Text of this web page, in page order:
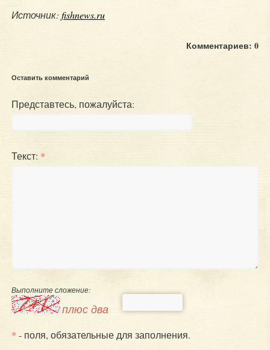
Источник: fishnews.ru
Комментариев: 0
Оставить комментарий
Представтесь, пожалуйста:
Текст: *
Выполните сложение:
плюс два
* - поля, обязательные для заполнения.